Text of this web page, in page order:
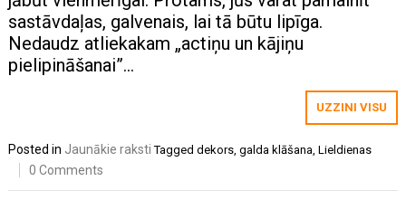
sastāvdaļas, galvenais, lai tā būtu lipīga.
Nedaudz atliekakam „actiņu un kājiņu
pielipināšanai”…
UZZINI VISU
Posted in Jaunākie raksti Taggeddekors,galda klāšana,Lieldienas
0 Comments